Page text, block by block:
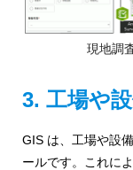
現地調
3. 工場や
GIS は、工場や設
ールです。これに